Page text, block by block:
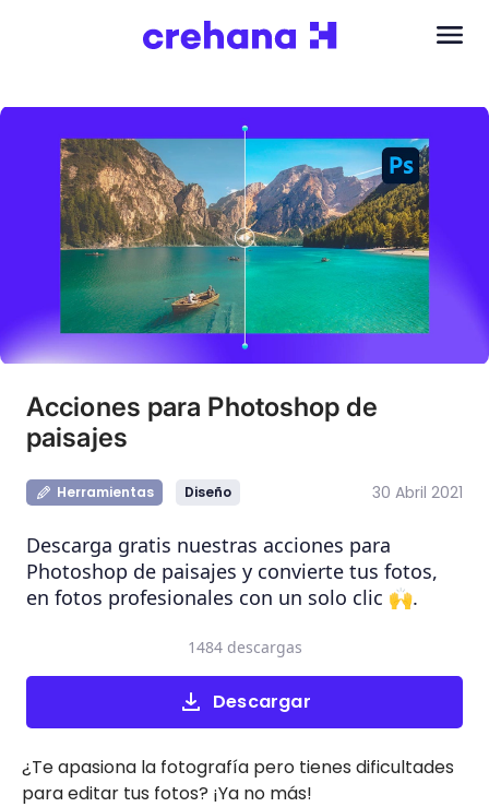
Acciones para Photoshop de
paisajes
Herramientas Diseño 30 Abril 2021
Descarga gratis nuestras acciones para
Photoshop de paisajes y convierte tus fotos,
en fotos profesionales con un solo clic 🙌.
Descargar
1484 descargas
¿Te apasiona la fotografía pero tienes dificultades
para editar tus fotos? ¡Ya no más!